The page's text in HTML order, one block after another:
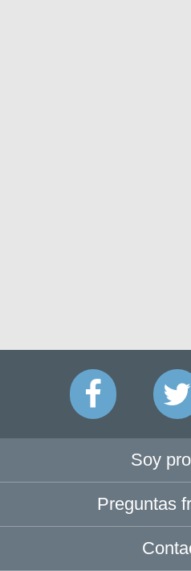
Soy
Preguntas